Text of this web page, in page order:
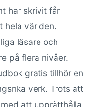
har skrivit får
hela världen.
läsare och
på flera nivåer.
gratis tillhör en
verk. Trots att
att upprätthålla